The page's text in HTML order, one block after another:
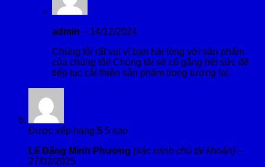
admin – 14/12/2024
Chúng tôi rất vui vì bạn hài lòng với sản phẩm
của chúng tôi! Chúng tôi sẽ cố gắng hết sức để
tiếp tục cải thiện sản phẩm trong tương lai.
Được xếp hạng 5 5 sao
Lê Đặng Minh Phương (xác minh chủ tài khoản) –
27/02/2025